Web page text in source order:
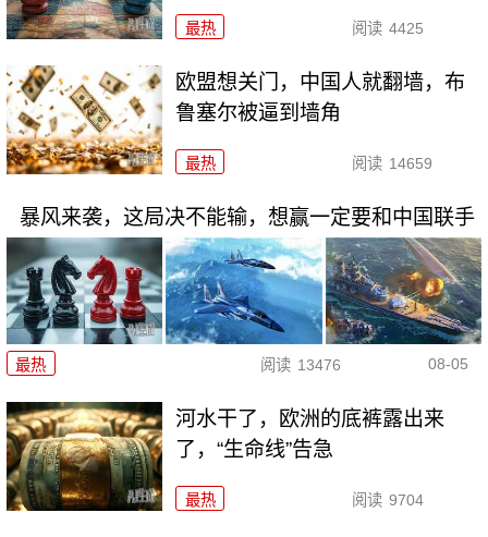
最热 阅读 4425
欧盟想关门，中国人就翻墙，布
鲁塞尔被逼到墙角
最热 阅读 14659
暴风来袭，这局决不能输，想赢一定要和中国联手
最热 阅读 13476 08-05
河水干了，欧洲的底裤露出来
了，“生命线”告急
最热 阅读 9704